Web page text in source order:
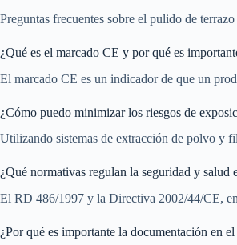
Preguntas frecuentes sobre el pulido de
¿Qué es el marcado CE y por qué es
El marcado CE es un indicador de que un
¿Cómo puedo minimizar los riesgos de
Utilizando sistemas de extracción de polvo y
¿Qué normativas regulan la seguridad y salud
El RD 486/1997 y la Directiva 2002/44/CE,
¿Por qué es importante la documentación en